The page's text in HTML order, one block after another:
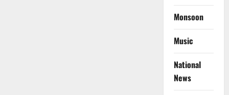
Monsoon
Music
National
News